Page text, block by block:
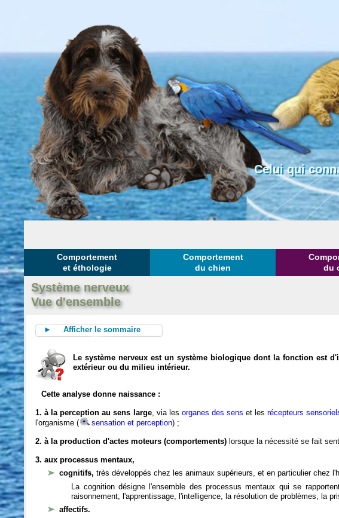
Celui qui
Comportement
et éthologie
Comportement
du chien
du
Système nerveux
Vue d'ensemble
► Afficher le sommaire
Le système nerveux est un système biologique dont la fonction est
extérieur ou du milieu intérieur.
Cette analyse donne naissance :
1. à la perception au sens large, via les organes des sens et les récepteurs
l'organisme (
sensation et perception) ;
2. à la production d'actes moteurs (comportements) lorsque la nécessité se fait
3. aux processus mentaux,
cognitifs,très développés chez les animaux supérieurs, et en particulier chez
La cognition désigne l'ensemble des processus mentaux qui se
raisonnement, l'apprentissage, l'intelligence, la résolution de problèmes, la
affectifs.